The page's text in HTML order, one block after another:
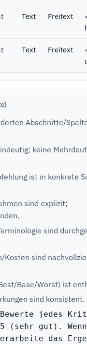
Text Freitext
Text Freitext
Abschnitte/
keine
ist in konkrete
sind explizit;
sind
sind
Base/Worst) ist
sind konsistent.
jedes
(sehr gut).
das